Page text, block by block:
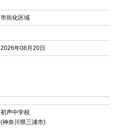
市街化区域
2026年08月20日
初声中学校
(神奈川県三浦市)